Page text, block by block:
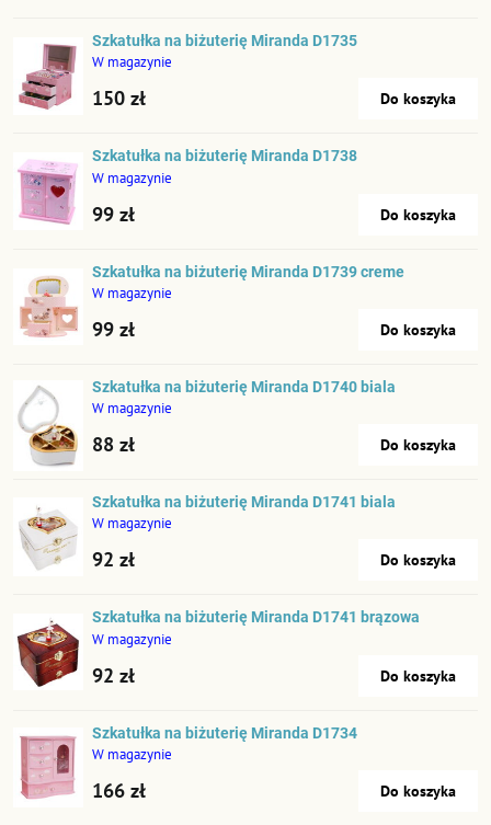
Szkatułka na biżuterię Miranda D1735
W magazynie
150 zł Do koszyka
Szkatułka na biżuterię Miranda D1738
W magazynie
99 zł Do koszyka
Szkatułka na biżuterię Miranda D1739 creme
W magazynie
99 zł Do koszyka
Szkatułka na biżuterię Miranda D1740 biala
W magazynie
88 zł Do koszyka
Szkatułka na biżuterię Miranda D1741 biala
W magazynie
92 zł Do koszyka
Szkatułka na biżuterię Miranda D1741 brązowa
W magazynie
92 zł Do koszyka
Szkatułka na biżuterię Miranda D1734
W magazynie
166 zł Do koszyka